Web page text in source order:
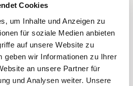
Cookies
um Inhalte und Anzeigen zu
für soziale Medien anbieten
auf unsere Website zu
geben wir Informationen zu Ihrer
an unsere Partner für
und Analysen weiter. Unsere
sein, um einen